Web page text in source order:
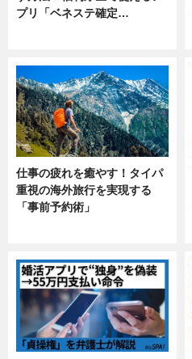
プリ「ベネステ確定…
仕事の疲れを癒やす！タイパ
重視の海外旅行を実現する
「事前予約術」